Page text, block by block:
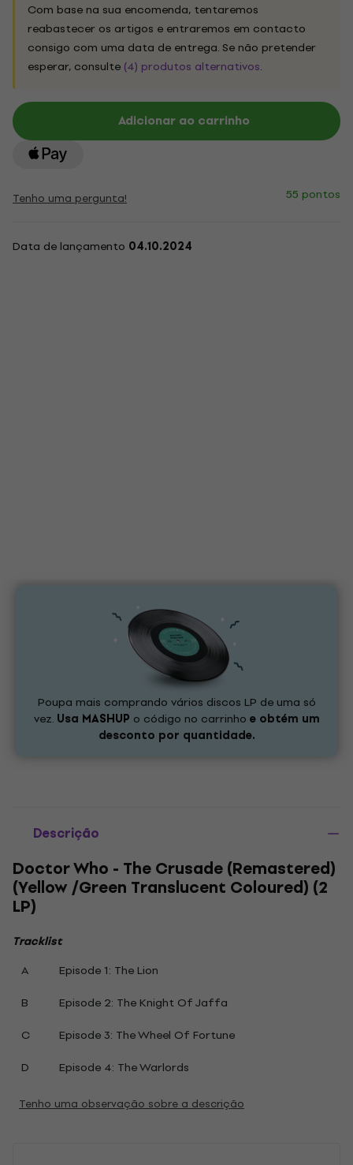
Com base na sua encomenda, tentaremos
reabastecer os artigos e entraremos em contacto
consigo com uma data de entrega. Se não pretender
esperar, consulte (4) produtos alternativos.
Adicionar ao carrinho
Tenho uma pergunta! 55 pontos
Data de lançamento 04.10.2024
Poupa mais comprando vários discos LP de uma só
vez. Usa MASHUP o código no carrinho e obtém um
desconto por quantidade.
Descrição
Doctor Who - The Crusade (Remastered)
(Yellow /Green Translucent Coloured) (2
LP)
Tracklist
A
Episode 1: The Lion
B
Episode 2: The Knight Of Jaffa
C
Episode 3: The Wheel Of Fortune
D
Episode 4: The Warlords
Tenho uma observação sobre a descrição